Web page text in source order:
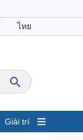
ไทย
Giải trí